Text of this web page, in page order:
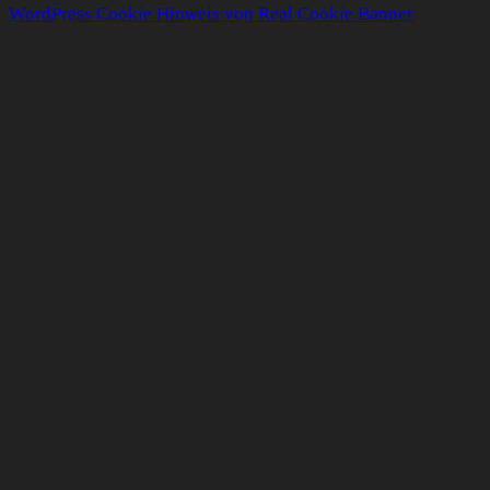
WordPress Cookie Hinweis von Real Cookie Banner